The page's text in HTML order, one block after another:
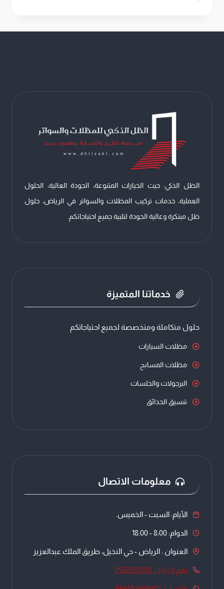
مع
سواتر
خارجية
الرياض
الظل الذكي: حيث الخيارات المتنوعة، الجودة العالية، الحلول
العملية، خدمات تركيب المظلات والسواتر في الرياض، حلول
ظل مبتكرة وعالية الجودة لتلبية جميع احتياجاتكم.
خدماتنا المتميزة
حلول متكاملة ومتخصصة لجميع احتياجاتكم
مظلات السيارات
مظلات المسابح
البرجولات والجلسات
تنسيق الحدائق
معلومات الاتصال
الأيام: السبت - الخميس.
الدوام: 8:00 - 18:00
العنوان : الرياض - حي النخيل، طريق الملك عبدالعزيز
رقم الجوال: 0552669901